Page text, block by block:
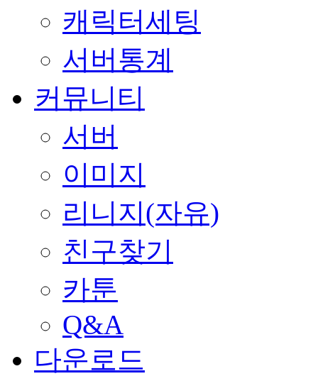
캐릭터세팅
서버통계
커뮤니티
서버
이미지
리니지(자유)
친구찾기
카툰
Q&A
다운로드